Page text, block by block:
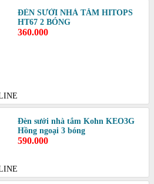
ĐÈN SƯỞI NHÀ TẮM HITOPS
HT67 2 BÓNG
360.000
Đèn sưởi nhà tắm Kohn KEO3G
Hồng ngoại 3 bóng
590.000